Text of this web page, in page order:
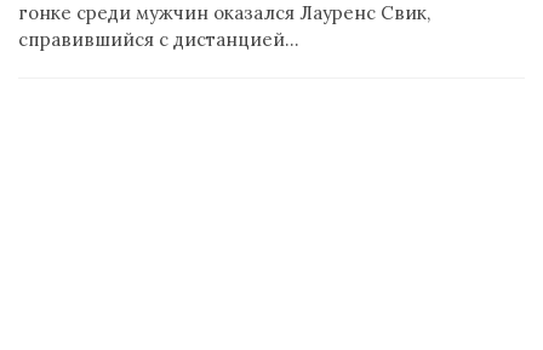
гонке среди мужчин оказался Лауренс Свик,
справившийся с дистанцией…